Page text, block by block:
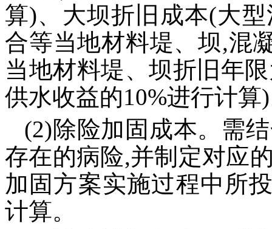
算)、大坝折旧成本(大
合等当地材料堤、坝,混
当地材料堤、坝折旧年
供水收益的10%进行计算
(2)除险加固成本。需
存在的病险,并制定对应
加固方案实施过程中所
计算。